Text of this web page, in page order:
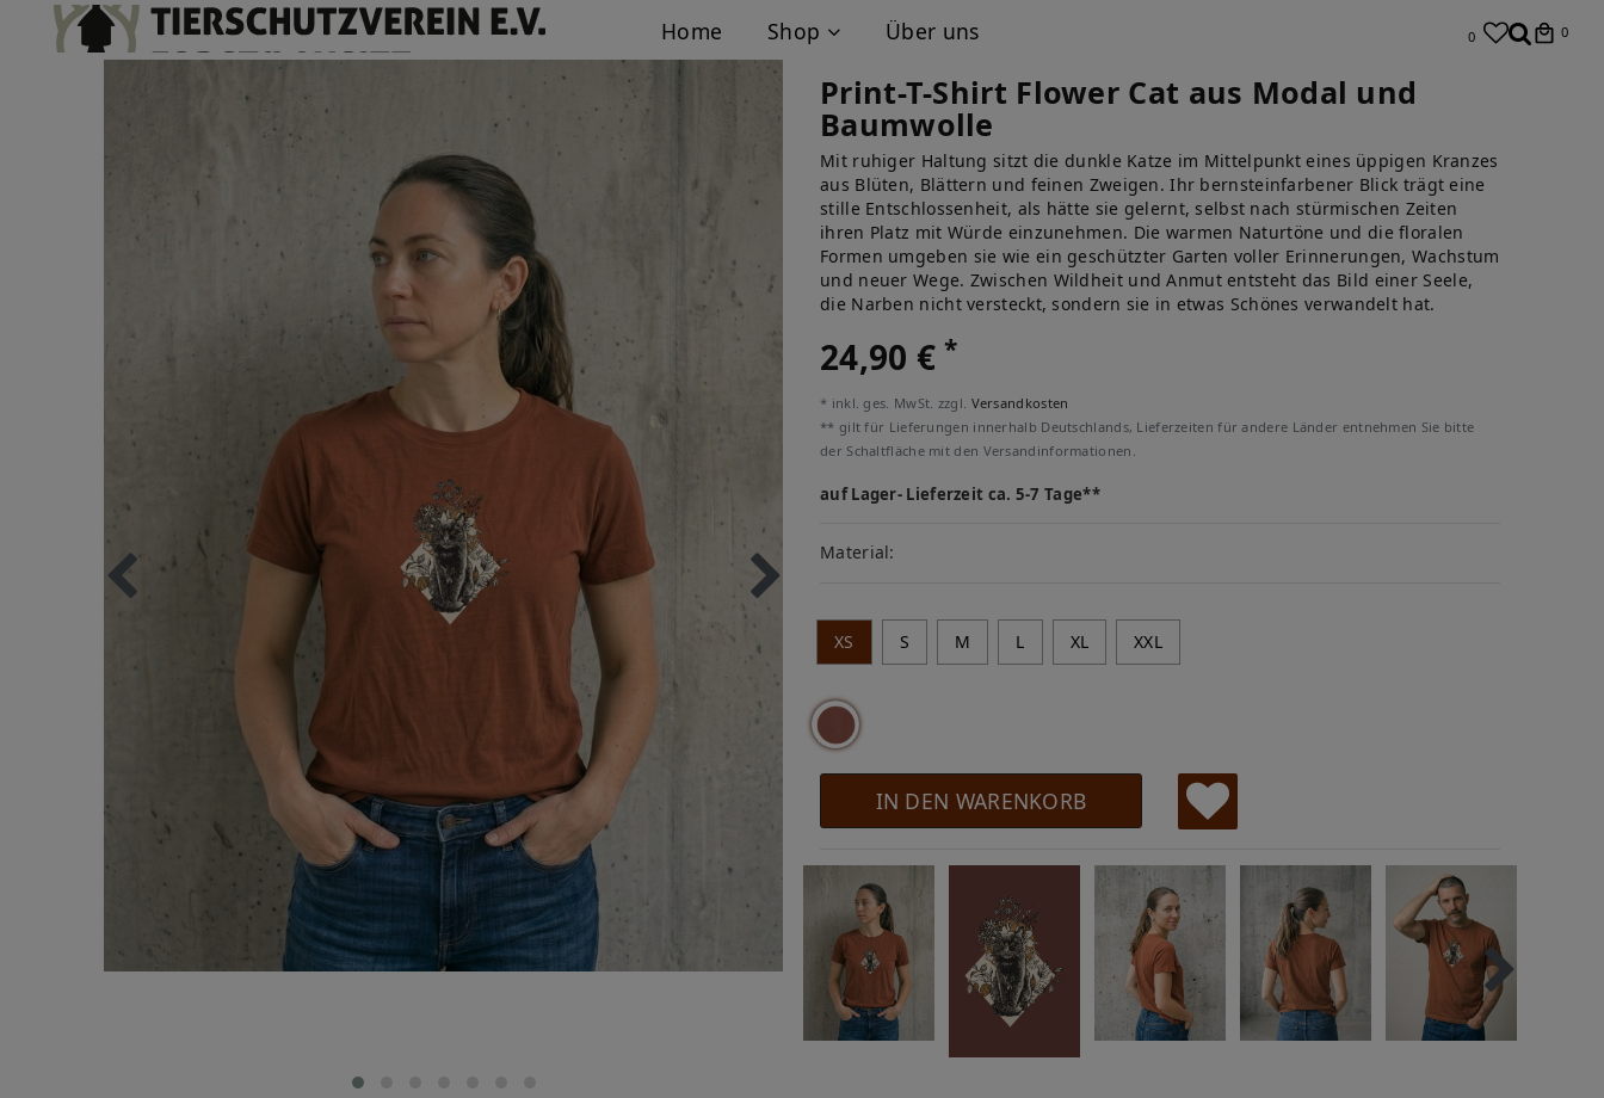
Home Shop Über uns 0 0
Print-T-Shirt Flower Cat aus Modal und
Baumwolle
Mit ruhiger Haltung sitzt die dunkle Katze im Mittelpunkt eines üppigen Kranzes
aus Blüten, Blättern und feinen Zweigen. Ihr bernsteinfarbener Blick trägt eine
stille Entschlossenheit, als hätte sie gelernt, selbst nach stürmischen Zeiten
ihren Platz mit Würde einzunehmen. Die warmen Naturtöne und die floralen
Formen umgeben sie wie ein geschützter Garten voller Erinnerungen, Wachstum
und neuer Wege. Zwischen Wildheit und Anmut entsteht das Bild einer Seele,
die Narben nicht versteckt, sondern sie in etwas Schönes verwandelt hat.
24,90 €*
* inkl. ges. MwSt. zzgl. Versandkosten
** gilt für Lieferungen innerhalb Deutschlands, Lieferzeiten für andere Länder entnehmen Sie bitte
der Schaltfläche mit den Versandinformationen.
auf Lager- Lieferzeit ca. 5-7 Tage**
Material:
XS S M L XL XXL
IN DEN WARENKORB
W
u
ns
ch
lis
te